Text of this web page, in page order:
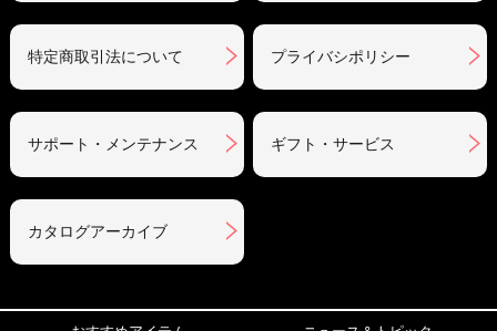
特定商取引法について プライバシポリシー
サポート・メンテナンス ギフト・サービス
カタログアーカイブ